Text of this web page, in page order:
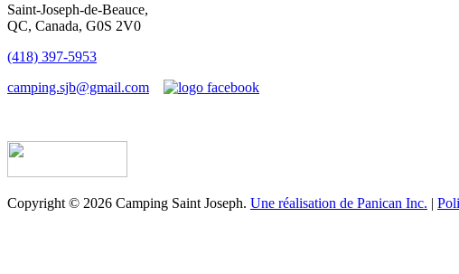
Saint-Joseph-de-Beauce,
QC, Canada, G0S 2V0
(418) 397-5953
camping.sjb@gmail.com
Copyright © 2026 Camping Saint Joseph. Une réalisation de Panican Inc. |